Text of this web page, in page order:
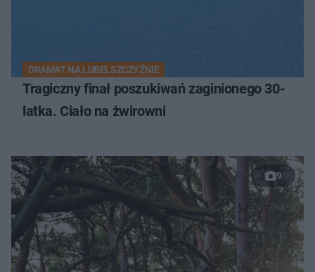
DRAMAT NA LUBELSZCZYŹNIE
Tragiczny finał poszukiwań zaginionego 30-
latka. Ciało na żwirowni
9